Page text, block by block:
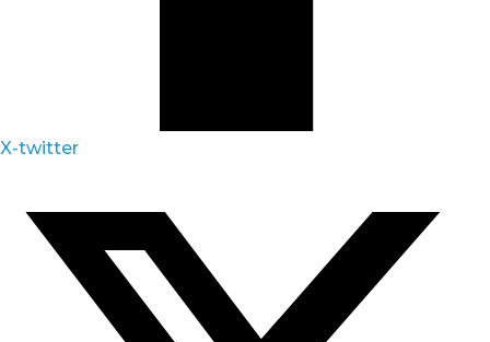
X-twitter